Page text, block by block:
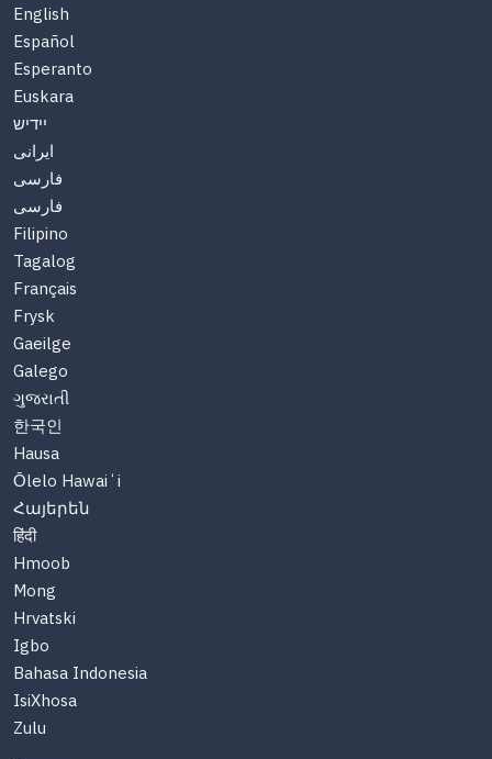
English
Español
Esperanto
Euskara
יידיש
ایرانی
فارسی
فارسی
Filipino
Tagalog
Français
Frysk
Gaeilge
Galego
ગુજરાતી
한국인
Hausa
Ōlelo Hawaiʻi
Հայերեն
हिंदी
Hmoob
Mong
Hrvatski
Igbo
Bahasa Indonesia
IsiXhosa
Zulu